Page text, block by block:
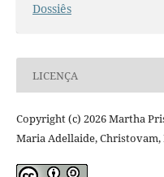
Dossiês
LICENÇA
Copyright (c) 2026 Martha
Maria Adellaide,